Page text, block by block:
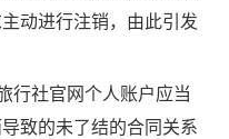
动进行注销，由此引发
行社官网个人账户应当
致的未了结的合同关系